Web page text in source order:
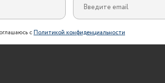
сПолитикой конфиденциальности